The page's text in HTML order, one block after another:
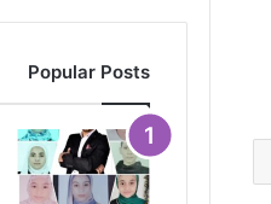
Popular Posts